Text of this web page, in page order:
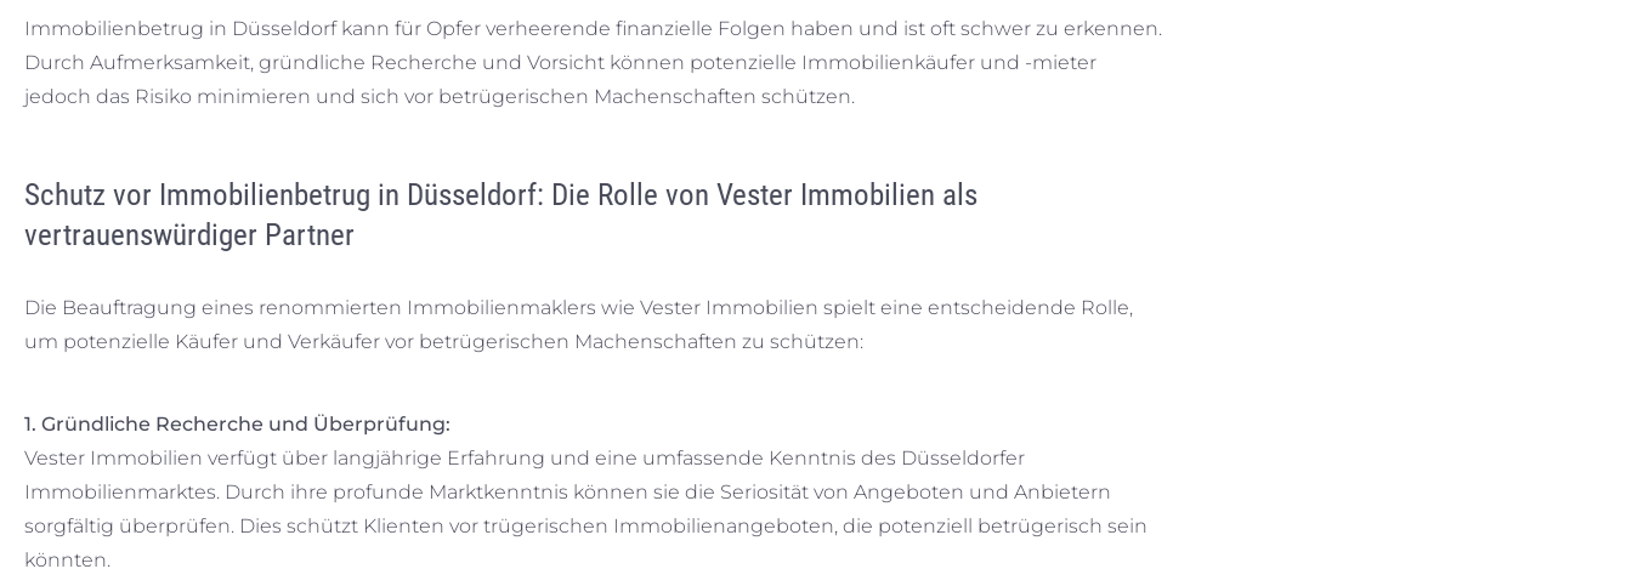
Immobilienbetrug in Düsseldorf kann für Opfer verheerende finanzielle Folgen haben und ist oft schwer zu erkennen.
Durch Aufmerksamkeit, gründliche Recherche und Vorsicht können potenzielle Immobilienkäufer und -mieter
jedoch das Risiko minimieren und sich vor betrügerischen Machenschaften schützen.
Schutz vor Immobilienbetrug in Düsseldorf: Die Rolle von Vester Immobilien als
vertrauenswürdiger Partner
Die Beauftragung eines renommierten Immobilienmaklers wie Vester Immobilien spielt eine entscheidende Rolle,
um potenzielle Käufer und Verkäufer vor betrügerischen Machenschaften zu schützen:
1. Gründliche Recherche und Überprüfung:
Vester Immobilien verfügt über langjährige Erfahrung und eine umfassende Kenntnis des Düsseldorfer
Immobilienmarktes. Durch ihre profunde Marktkenntnis können sie die Seriosität von Angeboten und Anbietern
sorgfältig überprüfen. Dies schützt Klienten vor trügerischen Immobilienangeboten, die potenziell betrügerisch sein
könnten.